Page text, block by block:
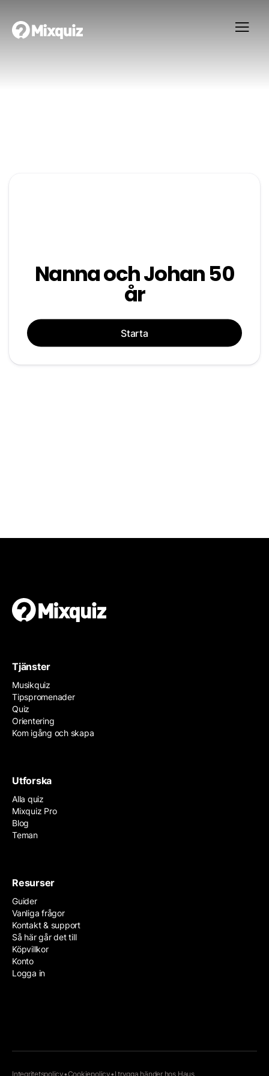
Nanna och Johan 50
år
Starta
Tjänster
Musikquiz
Tipspromenader
Quiz
Orientering
Kom igång och skapa
Utforska
Alla quiz
Mixquiz Pro
Blog
Teman
Resurser
Guider
Vanliga frågor
Kontakt & support
Så här går det till
Köpvillkor
Konto
Logga in
Integritetspolicy•Cookiepolicy•I trygga händer hos Haus